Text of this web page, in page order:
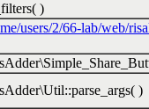
)
users/2/66-lab/web/
)